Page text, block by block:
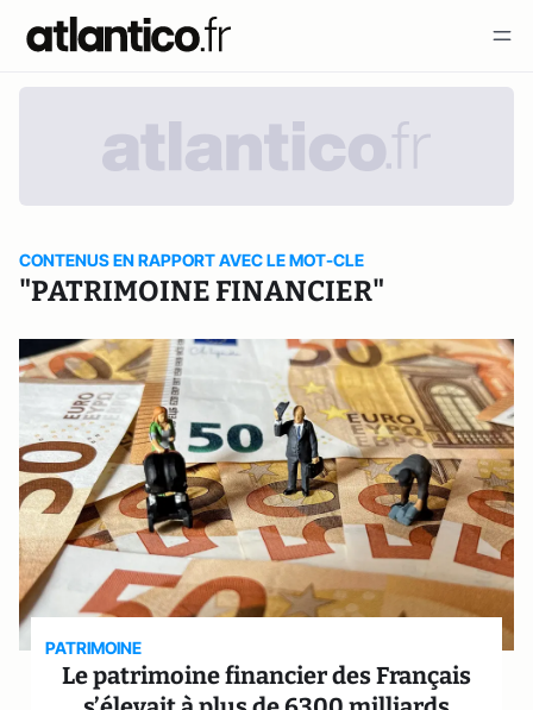
CONTENUS EN RAPPORT AVEC LE MOT-CLE
"PATRIMOINE FINANCIER"
PATRIMOINE
Le patrimoine financier des Français